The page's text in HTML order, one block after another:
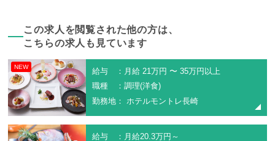
この求人を閲覧された他の方は、
こちらの求人も見ています
NEW
給与 ：月給 21万円 〜 35万円以上
職種 ：調理(洋食)
勤務地： ホテルモントレ長崎
給与 ：月給20.3万円～